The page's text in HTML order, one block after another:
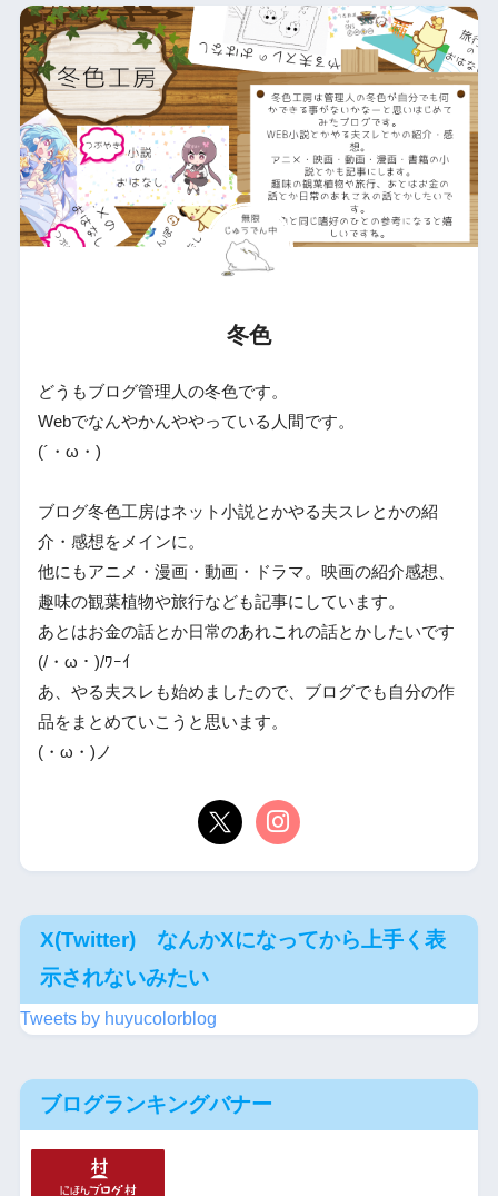
冬色
どうもブログ管理人の冬色です。
Webでなんやかんややっている人間です。
(´・ω・)
ブログ冬色工房はネット小説とかやる夫スレとかの紹
介・感想をメインに。
他にもアニメ・漫画・動画・ドラマ。映画の紹介感想、
趣味の観葉植物や旅行なども記事にしています。
あとはお金の話とか日常のあれこれの話とかしたいです
(/・ω・)/ﾜｰｲ
あ、やる夫スレも始めましたので、ブログでも自分の作
品をまとめていこうと思います。
(・ω・)ノ
X(Twitter) なんかXになってから上手く表
示されないみたい
Tweets by huyucolorblog
ブログランキングバナー